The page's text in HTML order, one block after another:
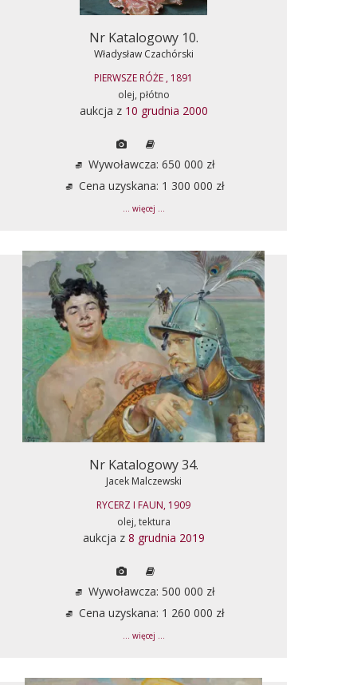
Nr Katalogowy 10.
Władysław Czachórski
PIERWSZE RÓŻE , 1891
olej, płótno
aukcja z 10 grudnia 2000
Wywoławcza: 650 000 zł
Cena uzyskana: 1 300 000 zł
... więcej ...
Nr Katalogowy 34.
Jacek Malczewski
RYCERZ I FAUN, 1909
olej, tektura
aukcja z 8 grudnia 2019
Wywoławcza: 500 000 zł
Cena uzyskana: 1 260 000 zł
... więcej ...